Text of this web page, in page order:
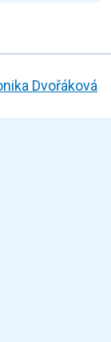
Dvořáková